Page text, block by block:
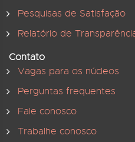
Pesquisas de Satisfação
Relatório de
Contato
Vagas para os núcleos
Perguntas frequentes
Fale conosco
Trabalhe conosco